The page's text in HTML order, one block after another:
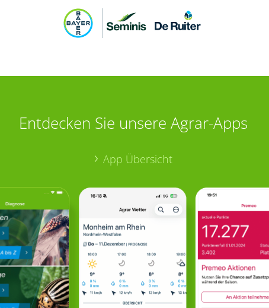
Entdecken Sie unsere Agrar-Apps
App Übersicht